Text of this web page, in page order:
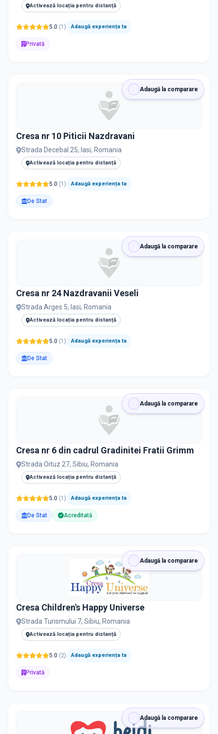
Activează locația pentru distanță
5.0 (1 ) Adaugă experiența ta
Privată
Adaugă la comparare
Cresa nr 10 Piticii Nazdravani
Strada Decebal 25, Iasi, Romania
Activează locația pentru distanță
5.0 (1 ) Adaugă experiența ta
De Stat
Adaugă la comparare
Cresa nr 24 Nazdravanii Veseli
Strada Arges 5, Iasi, Romania
Activează locația pentru distanță
5.0 (1 ) Adaugă experiența ta
De Stat
Adaugă la comparare
Cresa nr 6 din cadrul Gradinitei Fratii Grimm
Strada Oituz 27, Sibiu, Romania
Activează locația pentru distanță
5.0 (1 ) Adaugă experiența ta
De Stat Acreditată
Adaugă la comparare
Cresa Children's Happy Universe
Strada Turismului 7, Sibiu, Romania
Activează locația pentru distanță
5.0 (2) Adaugă experiența ta
Privată
Adaugă la comparare